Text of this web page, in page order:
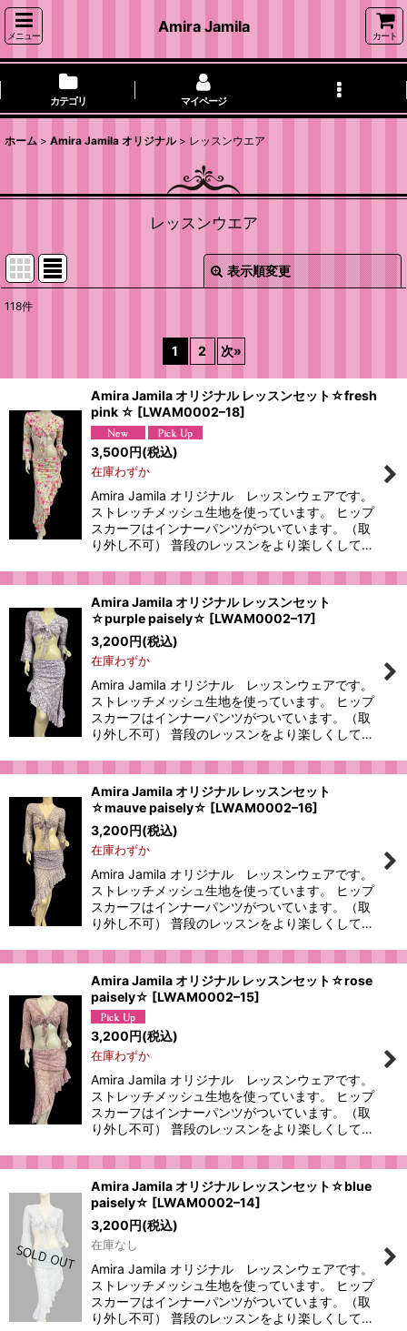
メニュー
Amira Jamila
カート
カテゴリ マイページ
ホーム > Amira Jamila オリジナル > レッスンウエア
レッスンウエア
表示順変更
絞り込む
閉じる
118件
1 2 次»
Amira Jamila オリジナル レッスンセット☆fresh
pink ☆ [LWAM0002–18]
3,500円(税込)
在庫わずか
Amira Jamila オリジナル レッスンウェアです。
ストレッチメッシュ生地を使っています。 ヒップ
スカーフはインナーパンツがついています。（取
り外し不可） 普段のレッスンをより楽しくして…
Amira Jamila オリジナル レッスンセット
☆purple paisely☆ [LWAM0002–17]
3,200円(税込)
在庫わずか
Amira Jamila オリジナル レッスンウェアです。
ストレッチメッシュ生地を使っています。 ヒップ
スカーフはインナーパンツがついています。（取
り外し不可） 普段のレッスンをより楽しくして…
Amira Jamila オリジナル レッスンセット
☆mauve paisely☆ [LWAM0002–16]
3,200円(税込)
在庫わずか
Amira Jamila オリジナル レッスンウェアです。
ストレッチメッシュ生地を使っています。 ヒップ
スカーフはインナーパンツがついています。（取
り外し不可） 普段のレッスンをより楽しくして…
Amira Jamila オリジナル レッスンセット☆rose
paisely☆ [LWAM0002–15]
3,200円(税込)
在庫わずか
Amira Jamila オリジナル レッスンウェアです。
ストレッチメッシュ生地を使っています。 ヒップ
スカーフはインナーパンツがついています。（取
り外し不可） 普段のレッスンをより楽しくして…
Amira Jamila オリジナル レッスンセット☆blue
paisely☆ [LWAM0002–14]
3,200円(税込)
在庫なし
Amira Jamila オリジナル レッスンウェアです。
ストレッチメッシュ生地を使っています。 ヒップ
スカーフはインナーパンツがついています。（取
り外し不可） 普段のレッスンをより楽しくして…